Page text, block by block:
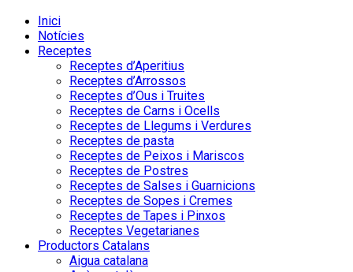
Inici
Notícies
Receptes
Receptes d’Aperitius
Receptes d’Arrossos
Receptes d’Ous i Truites
Receptes de Carns i Ocells
Receptes de Llegums i Verdures
Receptes de pasta
Receptes de Peixos i Mariscos
Receptes de Postres
Receptes de Salses i Guarnicions
Receptes de Sopes i Cremes
Receptes de Tapes i Pinxos
Receptes Vegetarianes
Productors Catalans
Aigua catalana